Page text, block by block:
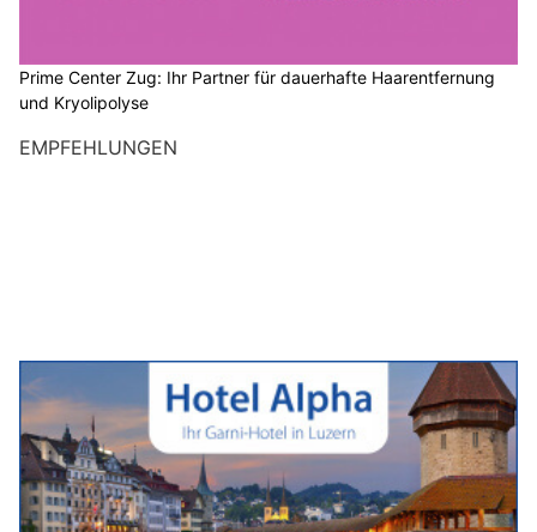
Prime Center Zug: Ihr Partner für dauerhafte Haarentfernung
und Kryolipolyse
EMPFEHLUNGEN